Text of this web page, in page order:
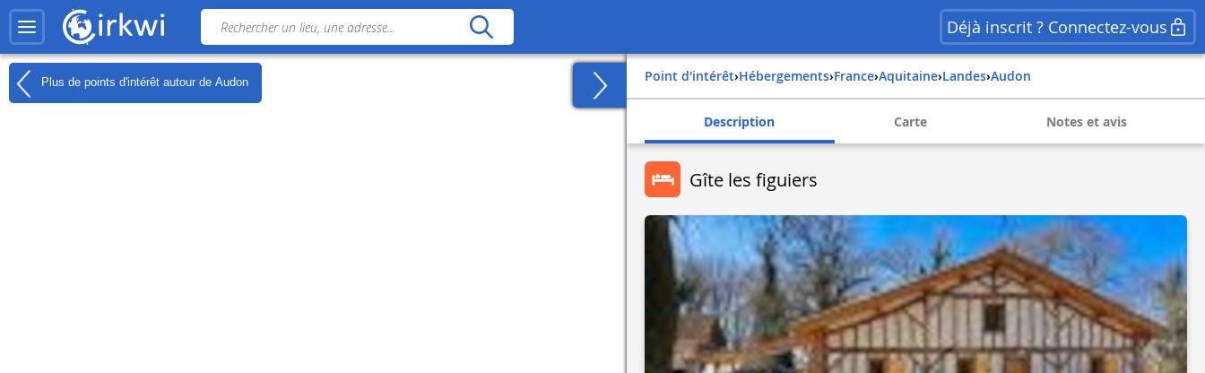
Déjà inscrit ? Connectez-vous
Plus de points d'intérêt autour de Audon Point d'intérêt› Hébergements› france› aquitaine› landes› audon
Description Carte Notes et avis
Gîte les figuiers